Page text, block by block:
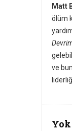
Matt
ölüm
ve